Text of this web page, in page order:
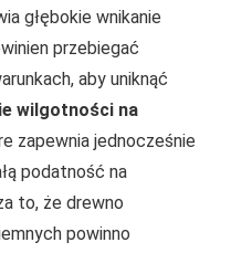
głębokie wnikanie
przebiegać
aby uniknąć
wilgotności na
zapewnia jednocześnie
podatność na
to, że drewno
powinno